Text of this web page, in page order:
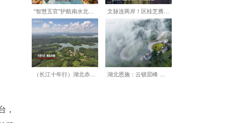
大、服务为本”，为企业提